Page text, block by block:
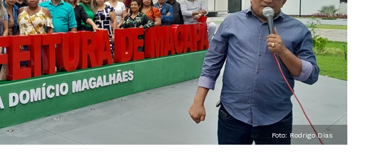
Foto: Rodrigo Dias